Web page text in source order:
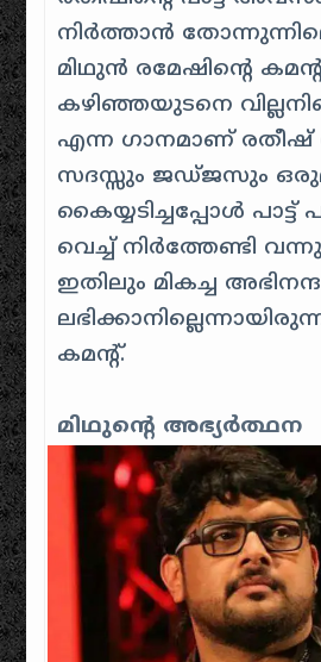
നിര്‍ത്താന്‍
മിഥുന്‍ രമേഷിന്റെ
കഴിഞ്ഞയുടനെ
എന്ന ഗാനമാണ് രതീഷ്
സദസ്സും ജഡ്ജസും
കൈയ്യടിച്ചപ്പോള്‍
വെച്ച് നിര്‍ത്തേണ്ടി
ഇതിലും മികച്ച
കമന്റ്.
മിഥുന്റെ അഭ്യര്‍ത്ഥന